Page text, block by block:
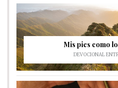
Mis pies como
DEVOCIONAL